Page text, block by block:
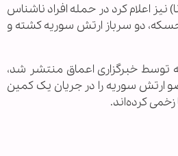
نیز اعلام کرد در حمله افراد ناشناس
دو سرباز ارتش سوریه کشته و
توسط خبرگزاری اعماق منتشر شد،
کرد که عناصرش ۶ عضو ارتش سوریه را در جریان یک کمین
کرده‌اند.